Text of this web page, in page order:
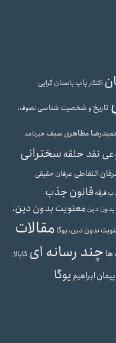
اکنکارباب باستان گرایی
تاریخ و شخصیت شناسی تصوف،
مظاهری سیفخبرنامه
نقد حلقهسخنرانی
التقاطی عرفان حقیقی
فرقه قانون جذب
دین معنویت بدون دین،
بدون دین، یوگا مقالات
چند رسانه ای کابالا
ابراهیم یوگا